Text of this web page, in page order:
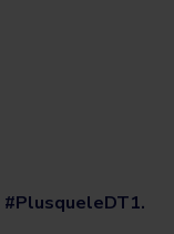
#PlusqueleDT1.